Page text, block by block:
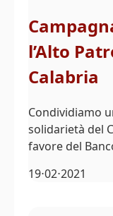
l’Alto
Calabria
Condividiamo
solidarietà del
favore del
19⋅02⋅2021